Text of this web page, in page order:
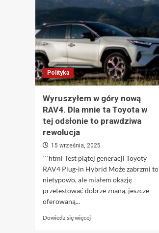
Polityka
Wyruszyłem w góry nową
RAV4. Dla mnie ta Toyota w
tej odsłonie to prawdziwa
rewolucja
15 września, 2025
```html Test piątej generacji Toyoty
RAV4 Plug-in Hybrid Może zabrzmi to
nietypowo, ale miałem okazję
przetestować dobrze znaną, jeszcze
oferowaną...
Dowiedz się więcejDowiedz